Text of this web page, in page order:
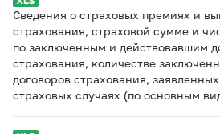
Сведения о страховых премиях и
страхования, страховой сумме и
по заключенным и действовавшим
страхования, количестве
договоров страхования,
страховых случаях (по основным